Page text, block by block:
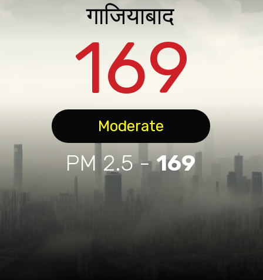
169
PM 2.5 -169
Moderate
गाजियाबाद